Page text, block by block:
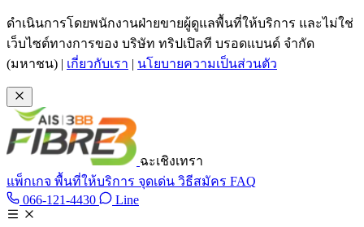
ข้ามไปเนื้อหาหลัก
ดำเนินการโดยพนักงานฝ่ายขายผู้ดูแลพื้นที่ให้บริการ และไม่ใช่
เว็บไซต์ทางการของ บริษัท ทริปเปิลที บรอดแบนด์ จำกัด
(มหาชน) | เกี่ยวกับเรา | นโยบายความเป็นส่วนตัว
ฉะเชิงเทรา
แพ็กเกจ พื้นที่ให้บริการ จุดเด่น วิธีสมัคร FAQ
066-121-4430 โทร 066-121-4430
LineLine @tan3bb